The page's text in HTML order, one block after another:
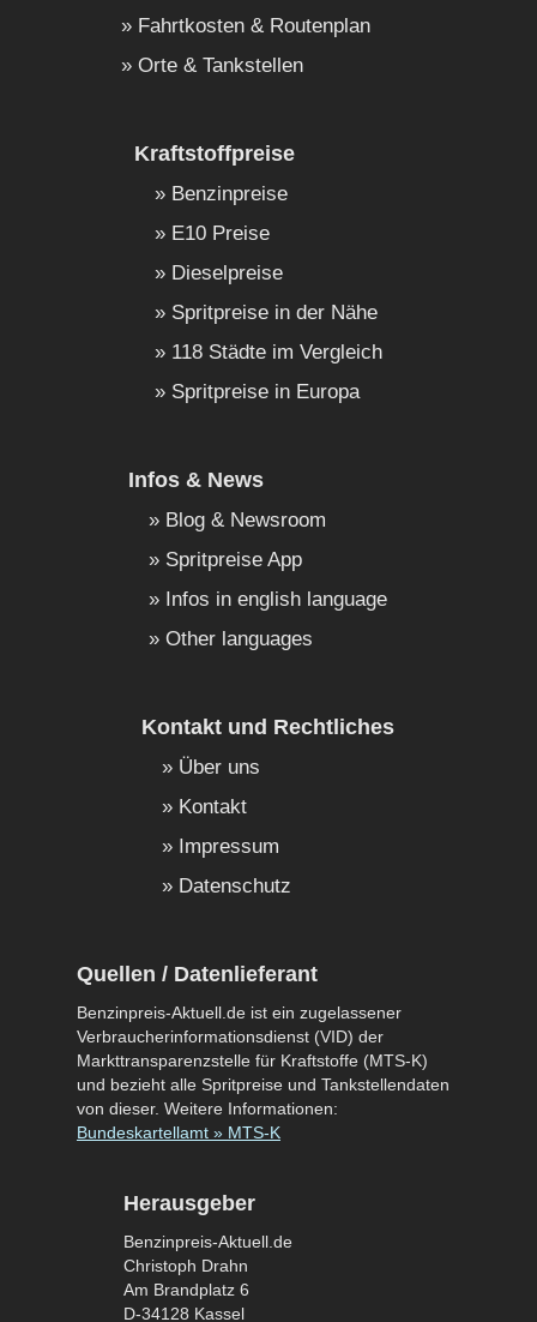
Fahrtkosten & Routenplan
Orte & Tankstellen
Kraftstoffpreise
Benzinpreise
E10 Preise
Dieselpreise
Spritpreise in der Nähe
118 Städte im Vergleich
Spritpreise in Europa
Infos & News
Blog & Newsroom
Spritpreise App
Infos in english language
Other languages
Kontakt und Rechtliches
Über uns
Kontakt
Impressum
Datenschutz
Quellen / Datenlieferant
Benzinpreis-Aktuell.de ist ein zugelassener
Verbraucherinformationsdienst (VID) der
Markttransparenzstelle für Kraftstoffe (MTS-K)
und bezieht alle Spritpreise und Tankstellendaten
von dieser. Weitere Informationen:
Bundeskartellamt » MTS-K
Herausgeber
Benzinpreis-Aktuell.de
Christoph Drahn
Am Brandplatz 6
D-34128 Kassel